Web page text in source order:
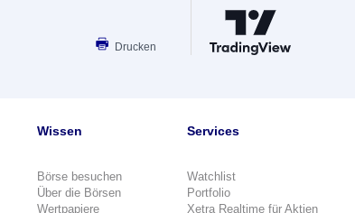
Drucken
Wissen
Börse besuchen
Über die Börsen
Wertpapiere
Services
Watchlist
Portfolio
Xetra Realtime für Aktien